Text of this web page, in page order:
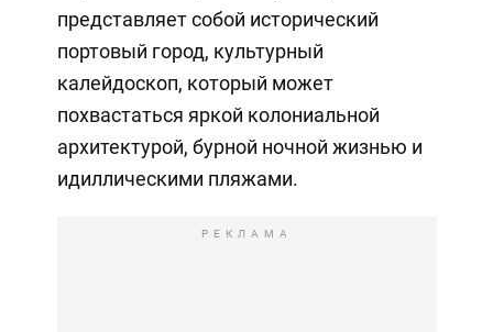
представляет собой исторический
портовый город, культурный
калейдоскоп, который может
похвастаться яркой колониальной
архитектурой, бурной ночной жизнью и
идиллическими пляжами.
РЕКЛАМА